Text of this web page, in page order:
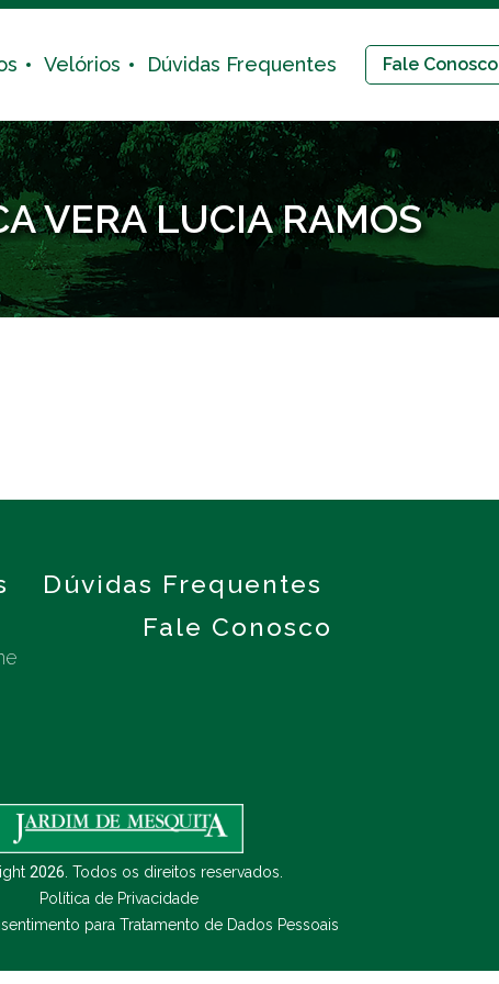
Velórios Dúvidas Frequentes Fale Conosco
VERA LUCIA RAMOS
Dúvidas Frequentes
Fale Conosco
2026 . Todos os direitos reservados.
Política de Privacidade
para Tratamento de Dados Pessoais